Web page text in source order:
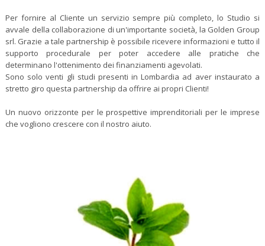
Per fornire al Cliente un servizio sempre più completo, lo Studio si
avvale della collaborazione di un'importante società, la Golden Group
srl. Grazie a tale partnership è possibile ricevere informazioni e tutto il
supporto procedurale per poter accedere alle pratiche che
determinano l'ottenimento dei finanziamenti agevolati.
Sono solo venti gli studi presenti in Lombardia ad aver instaurato a
stretto giro questa partnership da offrire ai propri Clienti!
Un nuovo orizzonte per le prospettive imprenditoriali per le imprese
che vogliono crescere con il nostro aiuto.